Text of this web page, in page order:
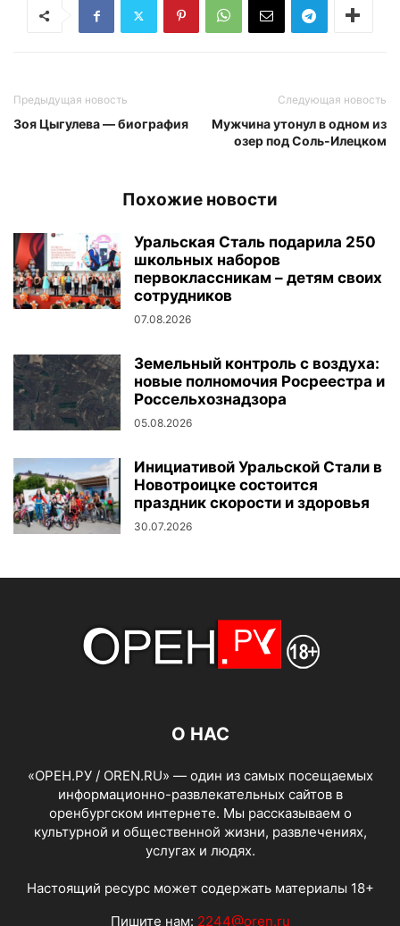
Предыдущая новость
Зоя Цыгулева — биография
Следующая новость
Мужчина утонул в одном из
озер под Соль-Илецком
Похожие новости
Уральская Сталь подарила 250
школьных наборов
первоклассникам – детям своих
сотрудников
07.08.2026
Земельный контроль с воздуха:
новые полномочия Росреестра и
Россельхознадзора
05.08.2026
Инициативой Уральской Стали в
Новотроицке состоится
праздник скорости и здоровья
30.07.2026
О НАС
«ОРЕН.РУ / OREN.RU» — один из самых посещаемых
информационно-развлекательных сайтов в
оренбургском интернете. Мы рассказываем о
культурной и общественной жизни, развлечениях,
услугах и людях.
Настоящий ресурс может содержать материалы 18+
Пишите нам: 2244@oren.ru